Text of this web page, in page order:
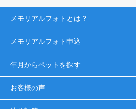
メモリアルフォトとは？
メモリアルフォト申込
年月からペットを探す
お客様の声